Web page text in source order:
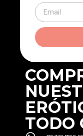
TODO